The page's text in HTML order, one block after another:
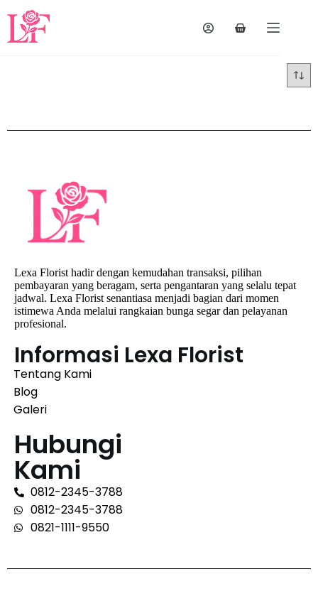
Lexa Florist hadir dengan kemudahan transaksi, pilihan
pembayaran yang beragam, serta pengantaran yang selalu tepat
jadwal. Lexa Florist senantiasa menjadi bagian dari momen
istimewa Anda melalui rangkaian bunga segar dan pelayanan
profesional.
Informasi Lexa Florist
Tentang Kami
Blog
Galeri
Hubungi
Kami
0812-2345-3788
0812-2345-3788
0821-1111-9550